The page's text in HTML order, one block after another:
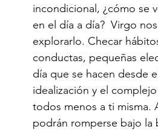
incondicional, ¿cómo se
en el día a día?  Virgo
explorarlo. Checar
conductas, pequeñas
día que se hacen desde
idealización y el
todos menos a ti misma.
podrán romperse bajo la